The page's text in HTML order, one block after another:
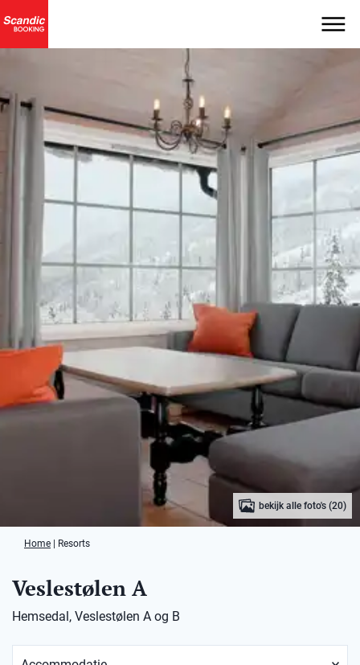
bekijk alle foto's (20)
Home Resorts
Veslestølen A
Hemsedal, Veslestølen A og B